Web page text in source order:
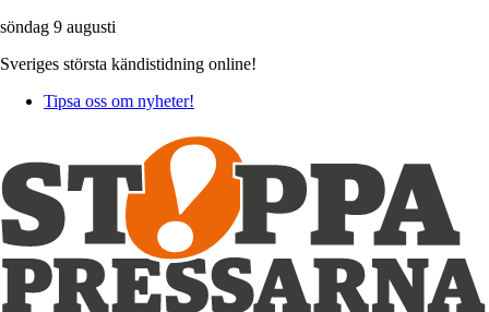
söndag 9 augusti
Sveriges största kändistidning online!
Tipsa oss om nyheter!